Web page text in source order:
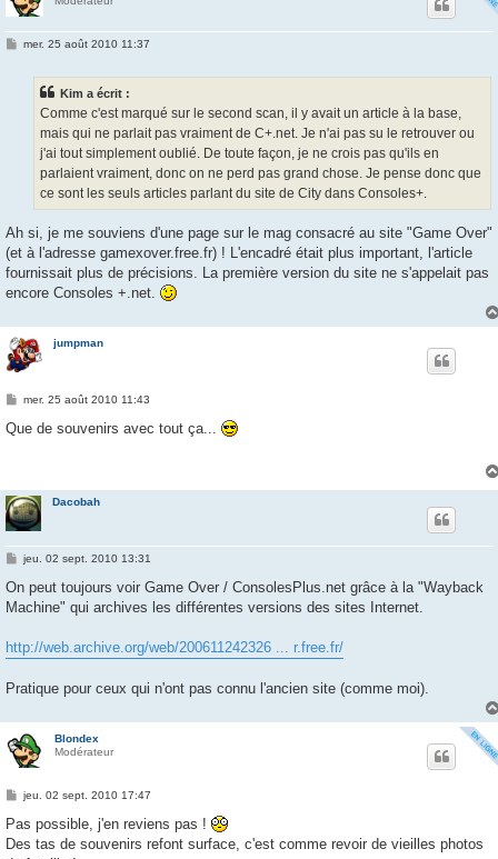
Mmer. 25 août 2010 11:37
Kim a écrit :
Comme c'est marqué sur le second scan, il y avait un article à la base,
mais qui ne parlait pas vraiment de C+.net. Je n'ai pas su le retrouver ou
j'ai tout simplement oublié. De toute façon, je ne crois pas qu'ils en
parlaient vraiment, donc on ne perd pas grand chose. Je pense donc que
ce sont les seuls articles parlant du site de City dans Consoles+.
Ah si, je me souviens d'une page sur le mag consacré au site "Game Over"
(et à l'adresse gamexover.free.fr) ! L'encadré était plus important, l'article
fournissait plus de précisions. La première version du site ne s'appelait pas
encore Consoles +.net.
jumpman
M
s
mer. 25 août 2010 11:43
Que de souvenirs avec tout ça...
Dacobah
M
s
a
jeu. 02 sept. 2010 13:31
On peut toujours voir Game Over / ConsolesPlus.net grâce à la "Wayback
Machine" qui archives les différentes versions des sites Internet.
http://web.archive.org/web/200611242326 ... r.free.fr/
Pratique pour ceux qui n'ont pas connu l'ancien site (comme moi).
Blondex
Modérateur
M
s
a
jeu. 02 sept. 2010 17:47
Pas possible, j'en reviens pas !
Des tas de souvenirs refont surface, c'est comme revoir de vieilles photos